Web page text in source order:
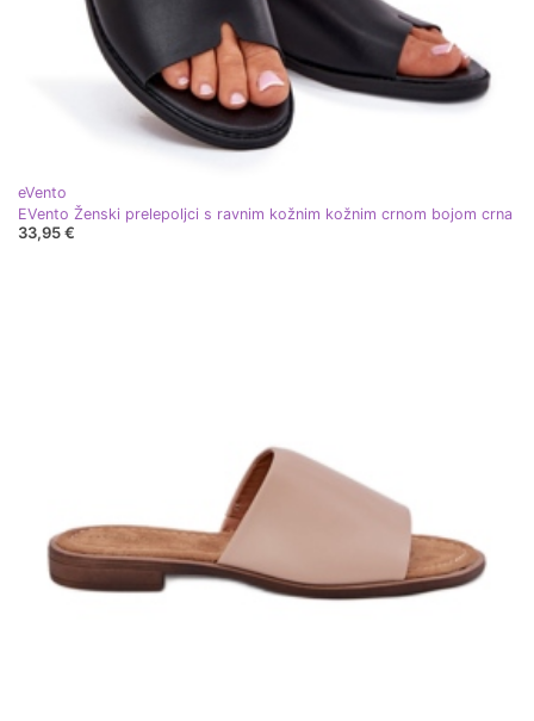
eVento
EVento Ženski prelepoljci s ravnim kožnim kožnim crnom bojom crna
33,95 €